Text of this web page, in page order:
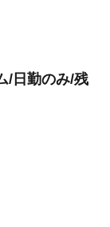
/日勤のみ/残